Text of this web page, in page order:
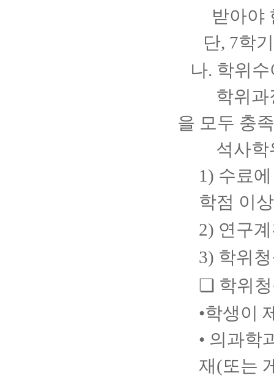
받아야
단, 7학
나. 학위수
학위
을 모두 충
석사학위
1) 수료
학점 이
2) 연구
3) 학위
❏ 학위청
•학생이
• 의과학
재(또는